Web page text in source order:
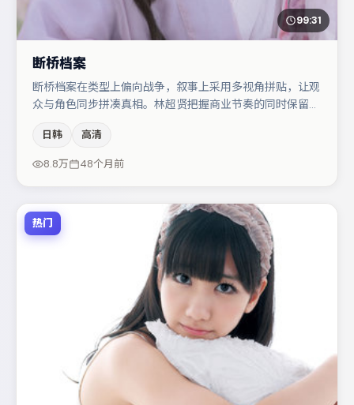
99:31
断桥档案
断桥档案在类型上偏向战争，叙事上采用多视角拼贴，让观
众与角色同步拼凑真相。林超贤把握商业节奏的同时保留人
音、梁朝伟、黄渤等，角色动机前后呼应，适合喜欢抠台词
与伏笔的观众。节奏紧凑、反转有度，值得列入片单。
日韩 高清
8.8万 48个月前
热门